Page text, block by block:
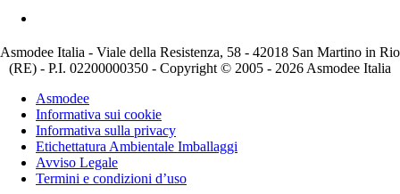
Asmodee Italia - Viale della Resistenza, 58 - 42018 San Martino in Rio
(RE) - P.I. 02200000350 - Copyright © 2005 - 2026 Asmodee Italia
Asmodee
Informativa sui cookie
Informativa sulla privacy
Etichettatura Ambientale Imballaggi
Avviso Legale
Termini e condizioni d’uso